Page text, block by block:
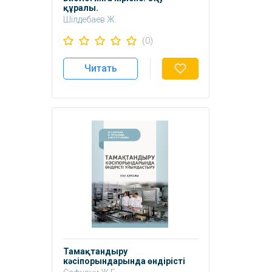
құралы.
Шілдебаев Ж.
ЕрмекбаеваА.
(0)
Читать
Тамақтандыру
кəсіпорындарында өндірісті